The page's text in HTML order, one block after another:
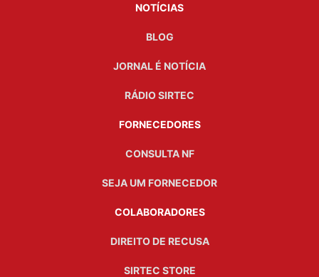
NOTÍCIAS
BLOG
JORNAL É NOTÍCIA
RÁDIO SIRTEC
FORNECEDORES
CONSULTA NF
SEJA UM FORNECEDOR
COLABORADORES
DIREITO DE RECUSA
SIRTEC STORE